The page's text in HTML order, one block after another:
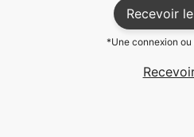
Recevoir
*Une connexion